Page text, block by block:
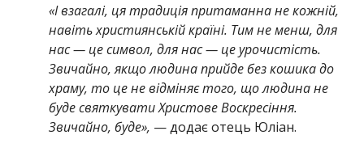
«І взагалі, ця традиція притаманна не кожній,
навіть християнській країні. Тим не менш, для
нас — це символ, для нас — це урочистість.
Звичайно, якщо людина прийде без кошика до
храму, то це не відміняє того, що людина не
буде святкувати Христове Воскресіння.
Звичайно, буде», — додає отець Юліан.